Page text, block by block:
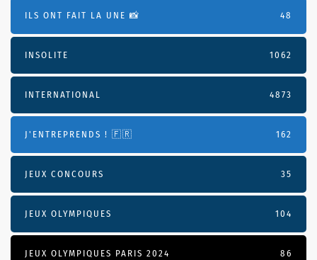
ILS ONT FAIT LA UNE 📸 48
INSOLITE 1062
INTERNATIONAL 4873
J'ENTREPRENDS ! 🇫🇷 162
JEUX CONCOURS 35
JEUX OLYMPIQUES 104
JEUX OLYMPIQUES PARIS 2024 86